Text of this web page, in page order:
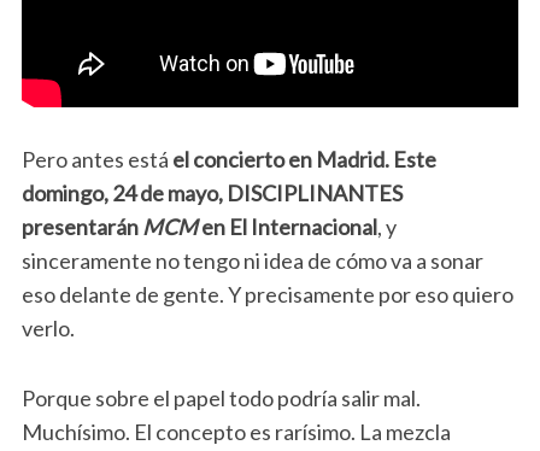
Pero antes está el concierto en Madrid. Este
domingo, 24 de mayo, DISCIPLINANTES
presentaránMCMen El Internacional, y
sinceramente no tengo ni idea de cómo va a sonar
eso delante de gente. Y precisamente por eso quiero
verlo.
Porque sobre el papel todo podría salir mal.
Muchísimo. El concepto es rarísimo. La mezcla